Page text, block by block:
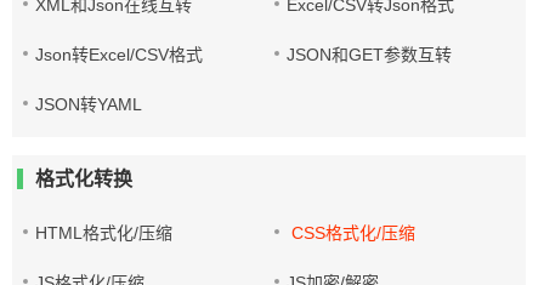
XML和Json在线互转 Excel/CSV转Json格式
Json转Excel/CSV格式 JSON和GET参数互转
JSON转YAML
格式化转换
HTML格式化/压缩 CSS格式化/压缩